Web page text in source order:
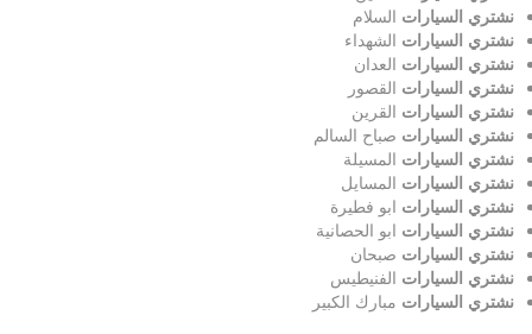
نشتري السيارات السلام
نشتري السيارات الشهداء
نشتري السيارات العدان
نشتري السيارات القصور
نشتري السيارات القرين
نشتري السيارات صباح السالم
نشتري السيارات المسيلة
نشتري السيارات المسايل
نشتري السيارات ابو فطيرة
نشتري السيارات ابو الحصانية
نشتري السيارات صبحان
نشتري السيارات الفنيطيس
نشتري السيارات مبارك الكبير